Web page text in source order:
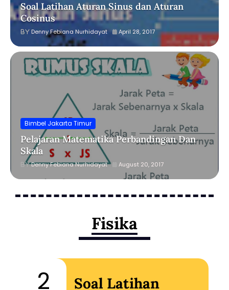
Soal Latihan Aturan Sinus dan Aturan
Cosinus
Denny Febiana Nurhidayat April 28, 2017
Bimbel Jakarta Timur
Pelajaran Matematika Perbandingan Dan
Skala
Denny Febiana Nurhidayat August 20, 2017
Fisika
2
Soal Latihan